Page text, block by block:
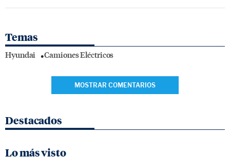
Temas
Hyundai Camiones Eléctricos
MOSTRAR COMENTARIOS
Destacados
Lo más visto